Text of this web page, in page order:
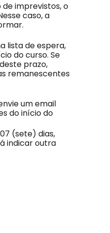
imprevistos, o
caso, a
lista de espera,
do curso. Se
prazo,
remanescentes
um email
do início do
(sete) dias,
indicar outra